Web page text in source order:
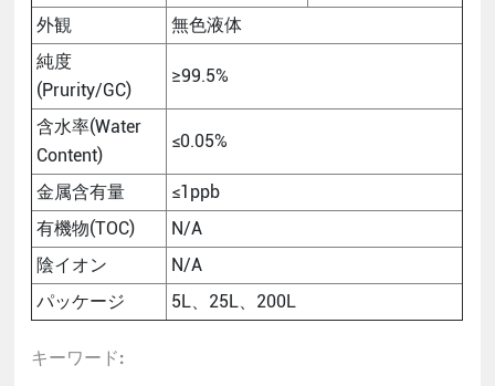
外観
無色液体
純度
(Prurity/GC)
≥99.5%
含水率(Water
Content)
≤0.05%
金属含有量
≤1ppb
有機物(TOC)
N/A
陰イオン
N/A
パッケージ
5L、25L、200L
キーワード: